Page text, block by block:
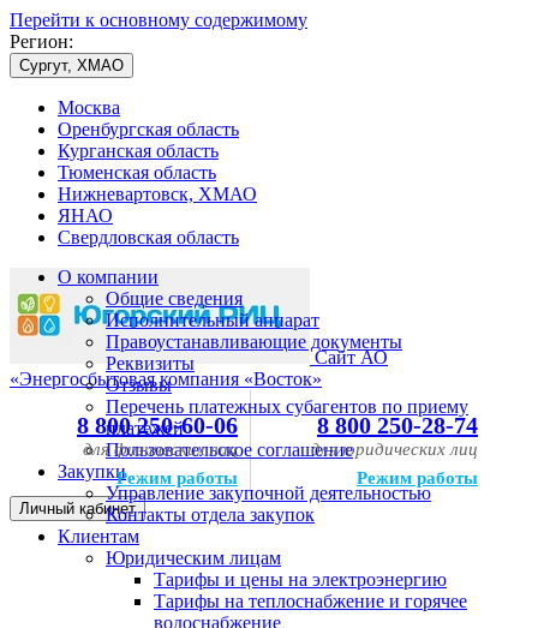
Перейти к основному содержимому
Регион:
Сургут, ХМАО
Москва
Оренбургская область
Курганская область
Тюменская область
Нижневартовск, ХМАО
ЯНАО
Свердловская область
Сайт АО
«Энергосбытовая компания «Восток»
8 800 250-60-06
для физических лиц
Режим работы
8 800 250-28-74
для юридических лиц
Режим работы
Личный кабинет
О компании
Общие сведения
Исполнительный аппарат
Правоустанавливающие документы
Реквизиты
Отзывы
Перечень платежных субагентов по приему
платежей
Пользовательское соглашение
Закупки
Управление закупочной деятельностью
Контакты отдела закупок
Клиентам
Юридическим лицам
Тарифы и цены на электроэнергию
Тарифы на теплоснабжение и горячее
водоснабжение